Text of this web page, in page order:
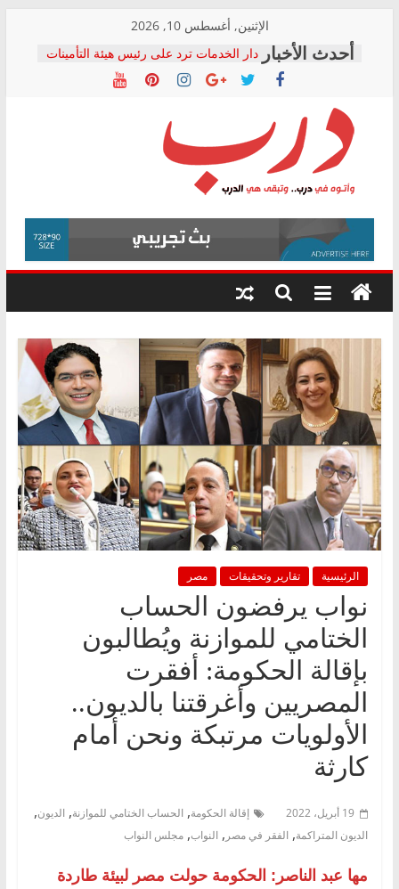
content
الإثنين, أغسطس 10, 2026
دار الخدمات ترد على رئيس هيئة التأمينات
بعد مؤتمره الصحفي: إنكار الأزمة لا ينهي
معاناة أصحاب المعاشات.. ونطالب بكشف
فرحات سليمان يكتب: القطاع الصحي إلى
أين؟
حزب التحالف الشعبي يطلق لجنة “الحق
في الصحة” بالإسكندرية لرصد الانتهاكات
ودعم المرضى
الوزاري لمدينة الصحفيين.. وانتهاء أعمال
إنشاء المبنى الإداري
المجلس القومي لحقوق الإنسان يعلن
متابعة قضية الدكتور محمد زهران.. ويؤكد:
قرينة البراءة وضمانات المحاكمة العادلة
درب
وأتوه
درب..
وتبقى
هي
الرئيسية تقارير وتحقيقات مصر
نواب يرفضون الحساب
الختامي للموازنة ويُطالبون
بإقالة الحكومة: أفقرت
المصريين وأغرقتنا بالديون..
الأولويات مرتبكة ونحن أمام
كارثة
19 أبريل، 2022 إقالة الحكومة, الحساب الختامي للموازنة, الديون,
الديون المتراكمة, الفقر في مصر , النواب, مجلس النواب
مها عبد الناصر: الحكومة حولت مصر لبيئة طاردة